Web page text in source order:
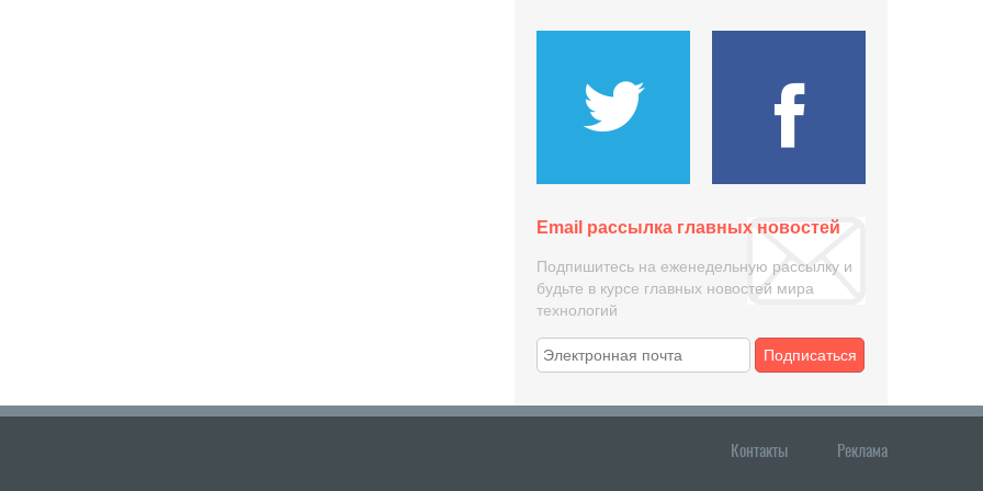
Email рассылка главных новостей
Подпишитесь на еженедельную рассылку и
будьте в курсе главных новостей мира
технологий
Подписаться
Контакты Реклама